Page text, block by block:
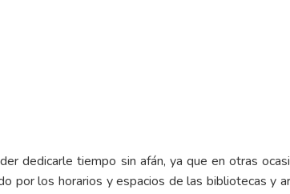
dedicarle tiempo sin afán, ya que en otras
por los horarios y espacios de las bibliotecas y